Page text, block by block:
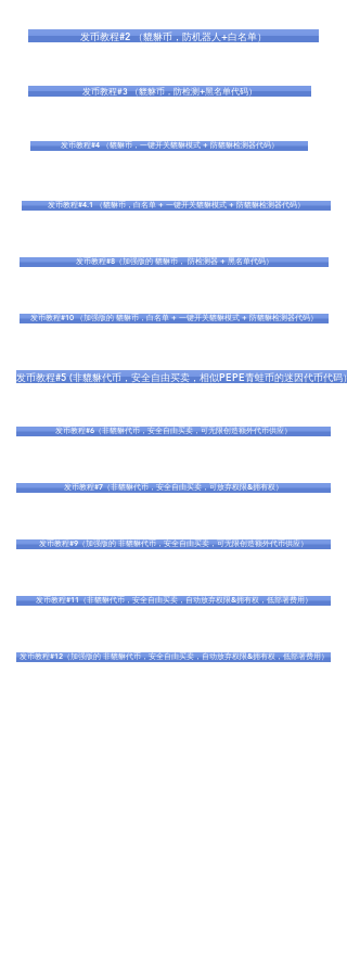
发币教程#2 （貔貅币，防机器人+白名单）
发币教程#3 （貔貅币，防检测+黑名单代码）
发币教程#4 （貔貅币，一键开关貔貅模式 + 防貔貅检测器代码）
发币教程#4.1 （貔貅币，白名单 + 一键开关貔貅模式 + 防貔貅检测器代码）
发币教程#8（加强版的 貔貅币， 防检测器 + 黑名单代码）
发币教程#10 （加强版的 貔貅币，白名单 + 一键开关貔貅模式 + 防貔貅检测器代码）
发币教程#5 (非貔貅代币，安全自由买卖，相似PEPE青蛙币的迷因代币代码）
发币教程#6（非貔貅代币，安全自由买卖，可无限创造额外代币供应）
发币教程#7（非貔貅代币，安全自由买卖，可放弃权限&拥有权）
发币教程#9（加强版的 非貔貅代币，安全自由买卖，可无限创造额外代币供应）
发币教程#11（非貔貅代币，安全自由买卖，自动放弃权限&拥有权，低部署费用）
发币教程#12（加强版的 非貔貅代币，安全自由买卖，自动放弃权限&拥有权，低部署费用）